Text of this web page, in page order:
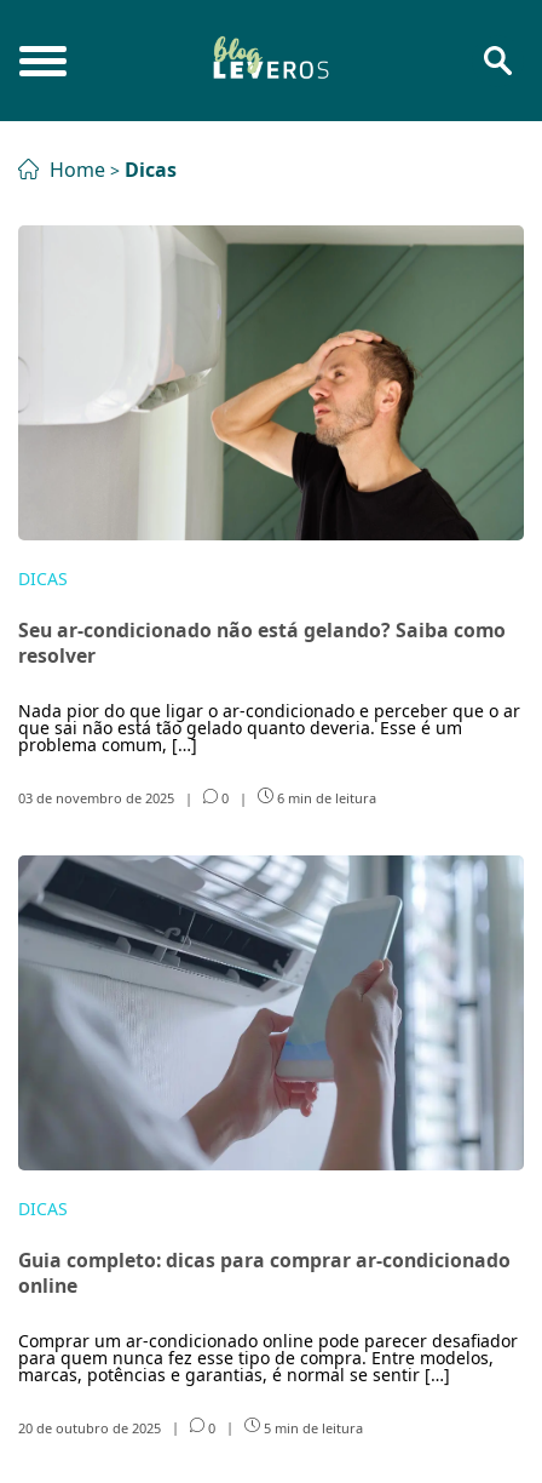
Home > Dicas
DICAS
Seu ar-condicionado não está gelando? Saiba como
resolver
Nada pior do que ligar o ar-condicionado e perceber que o ar
que sai não está tão gelado quanto deveria. Esse é um
problema comum, […]
03 de novembro de 2025 | 0 | 6 min de leitura
DICAS
Guia completo: dicas para comprar ar-condicionado
online
Comprar um ar-condicionado online pode parecer desafiador
para quem nunca fez esse tipo de compra. Entre modelos,
marcas, potências e garantias, é normal se sentir […]
20 de outubro de 2025 | 0 | 5 min de leitura